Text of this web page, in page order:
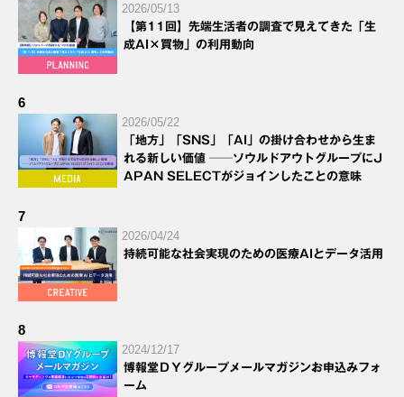
2026/05/13
【第11回】先端生活者の調査で見えてきた「生
成AI×買物」の利用動向
6
2026/05/22
「地方」「SNS」「AI」の掛け合わせから生ま
れる新しい価値 ──ソウルドアウトグループにJ
APAN SELECTがジョインしたことの意味
7
2026/04/24
持続可能な社会実現のための医療AIとデータ活用
8
2024/12/17
博報堂ＤＹグループメールマガジンお申込みフォ
ーム